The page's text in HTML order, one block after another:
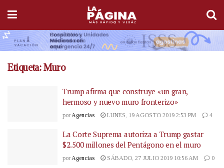
Etiqueta:Muro
Trump afirma que construye «un gran,
hermoso y nuevo muro fronterizo»
por Agencias LUNES, 19 AGOSTO 2019 2:53 PM 4
La Corte Suprema autoriza a Trump gastar
$2.500 millones del Pentágono en el muro
porAgencias SÁBADO, 27 JULIO 2019 10:56 AM 0